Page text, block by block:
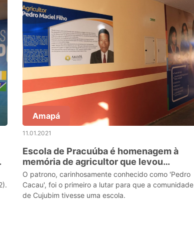
Amapá
11.01.2021
Escola de Pracuúba é homenagem à
memória de agricultor que levou
educação para comunidade
O patrono, carinhosamente conhecido como 'Pedro
Cacau', foi o primeiro a lutar para que a comunidade
de Cujubim tivesse uma escola.